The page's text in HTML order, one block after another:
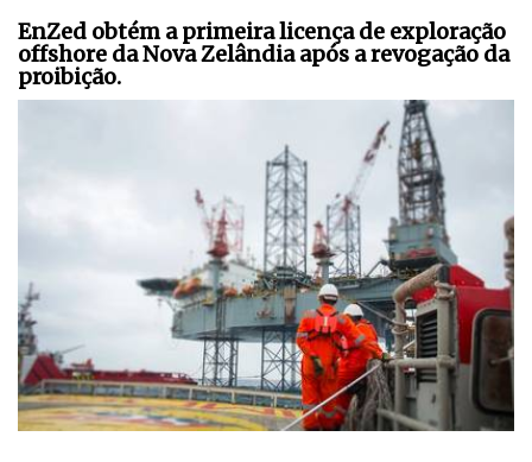
EnZed obtém a primeira licença de exploração
offshore da Nova Zelândia após a revogação da
proibição.